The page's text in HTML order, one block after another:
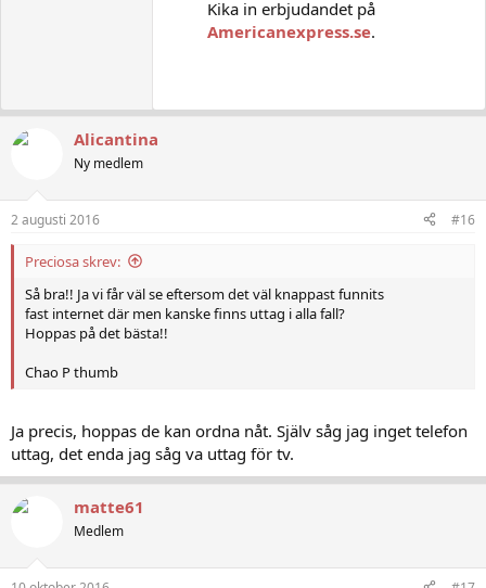
Kika in erbjudandet på
Americanexpress.se.
Alicantina
Ny medlem
2 augusti 2016 #16
Preciosa skrev:
Så bra!! Ja vi får väl se eftersom det väl knappast funnits
fast internet där men kanske finns uttag i alla fall?
Hoppas på det bästa!!
Chao P thumb
Ja precis, hoppas de kan ordna nåt. Själv såg jag inget telefon
uttag, det enda jag såg va uttag för tv.
matte61
Medlem